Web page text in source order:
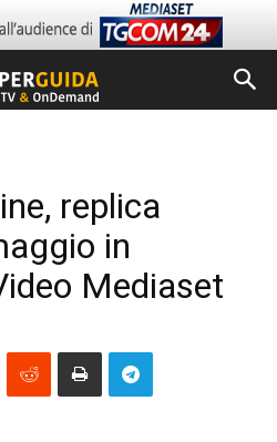
replica
in
Mediaset